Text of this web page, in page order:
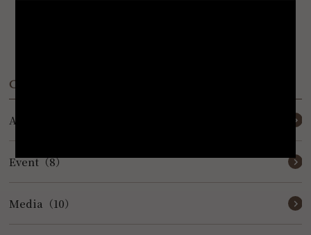
Category
Activity（7）
Event（8）
Media（10）